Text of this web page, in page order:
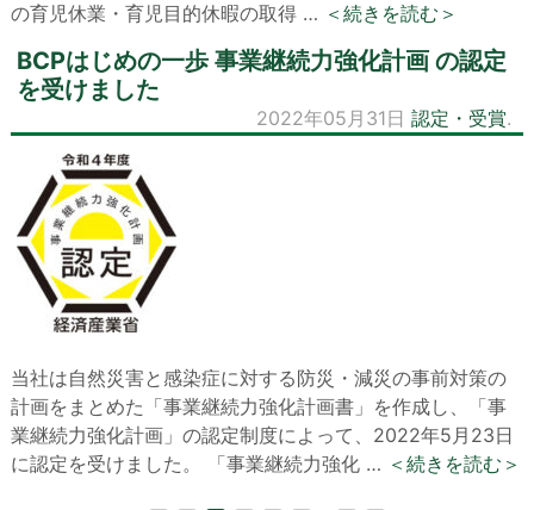
の育児休業・育児目的休暇の取得 … ＜続きを読む＞
BCPはじめの一歩 事業継続力強化計画 の認定
を受けました
2022年05月31日 認定・受賞.
当社は自然災害と感染症に対する防災・減災の事前対策の
計画をまとめた「事業継続力強化計画書」を作成し、「事
業継続力強化計画」の認定制度によって、2022年5月23日
に認定を受けました。 「事業継続力強化 … ＜続きを読む＞